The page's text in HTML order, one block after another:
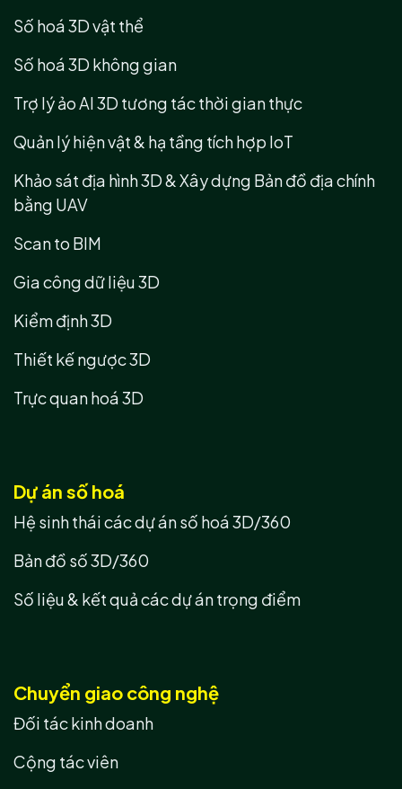
Số hoá 3D vật thể
Số hoá 3D không gian
Trợ lý ảo AI 3D tương tác thời gian thực
Quản lý hiện vật & hạ tầng tích hợp IoT
Khảo sát địa hình 3D & Xây dựng Bản đồ địa chính
bằng UAV
Scan to BIM
Gia công dữ liệu 3D
Kiểm định 3D
Thiết kế ngược 3D
Trực quan hoá 3D
Dự án số hoá
Hệ sinh thái các dự án số hoá 3D/360
Bản đồ số 3D/360
Số liệu & kết quả các dự án trọng điểm
Chuyển giao công nghệ
Đối tác kinh doanh
Cộng tác viên